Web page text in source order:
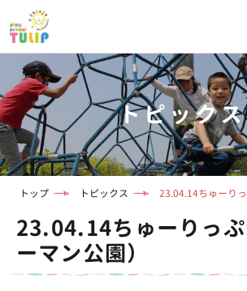
トピックス
トップ トピックス 23.04.14ちゅーり
23.04.14ちゅーりっ
ーマン公園）